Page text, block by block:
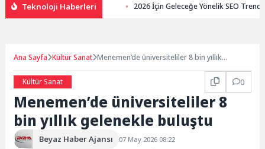
Teknoloji Haberleri 2026 İçin Geleceğe Yönelik SEO
Ana Sayfa Kültür Sanat Menemen’de üniversiteliler 8 bin yıllık
Kültür Sanat
0
Menemen’de üniversiteliler 8
bin yıllık gelenekle buluştu
Beyaz Haber Ajansı
07 May 2026 08:22